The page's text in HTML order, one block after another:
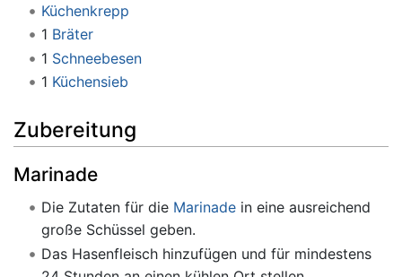
Küchenkrepp
1 Bräter
1 Schneebesen
1 Küchensieb
Zubereitung
Marinade
Die Zutaten für die Marinadein eine ausreichend
große Schüssel geben.
Das Hasenfleisch hinzufügen und für mindestens